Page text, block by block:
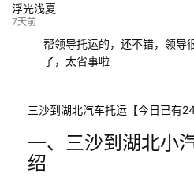
浮光浅夏
7天前
帮领导托运的，还不错，领导
了，太省事啦
三沙到湖北汽车托运【今日已有
一、三沙到湖北小
绍